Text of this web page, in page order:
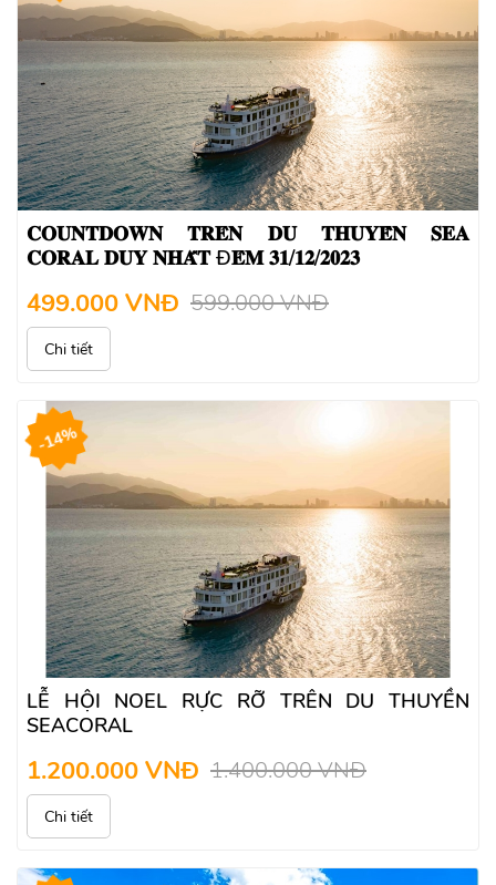
𝐂𝐎𝐔𝐍𝐓𝐃𝐎𝐖𝐍 𝐓𝐑𝐄̂𝐍 𝐃𝐔 𝐓𝐇𝐔𝐘𝐄̂̀𝐍 𝐒𝐄𝐀
𝐂𝐎𝐑𝐀𝐋 𝐃𝐔𝐘 𝐍𝐇𝐀̂́𝐓 Đ𝐄̂𝐌 𝟑𝟏/𝟏𝟐/𝟐𝟎𝟐𝟑
499.000 VNĐ 599.000 VNĐ
Chi tiết
-14%
LỄ HỘI NOEL RỰC RỠ TRÊN DU THUYỀN
SEACORAL
1.200.000 VNĐ 1.400.000 VNĐ
Chi tiết